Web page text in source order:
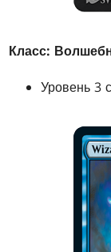
Класс:
Уровень 3